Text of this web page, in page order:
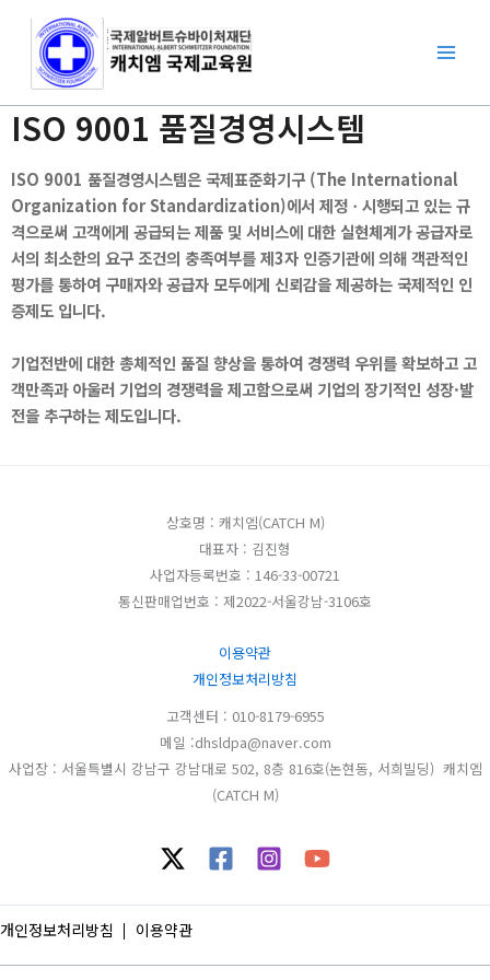
뛰
ISO 9001 품질경영시스템
ISO 9001 품질경영시스템은 국제표준화기구 (The International
Organization for Standardization)에서 제정ㆍ시행되고 있는 규
격으로써 고객에게 공급되는 제품 및 서비스에 대한 실현체계가 공급자로
서의 최소한의 요구 조건의 충족여부를 제3자 인증기관에 의해 객관적인
평가를 통하여 구매자와 공급자 모두에게 신뢰감을 제공하는 국제적인 인
증제도 입니다.
기업전반에 대한 총체적인 품질 향상을 통하여 경쟁력 우위를 확보하고 고
객만족과 아울러 기업의 경쟁력을 제고함으로써 기업의 장기적인 성장·발
전을 추구하는 제도입니다.
상호명 : 캐치엠(CATCH M)
대표자 : 김진형
사업자등록번호 : 146-33-00721
통신판매업번호 : 제2022-서울강남-3106호
이용약관
개인정보처리방침
고객센터 : 010-8179-6955
메일 :dhsldpa@naver.com
사업장 : 서울특별시 강남구 강남대로 502, 8층 816호(논현동, 서희빌딩) 캐치엠
(CATCH M)
개인정보처리방침 이용약관